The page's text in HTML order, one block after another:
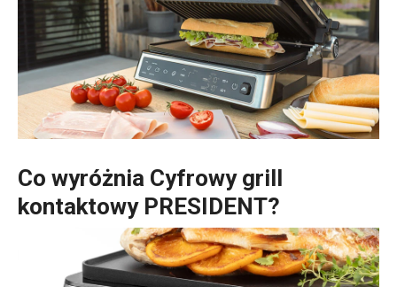
Co wyróżnia Cyfrowy grill
kontaktowy PRESIDENT?